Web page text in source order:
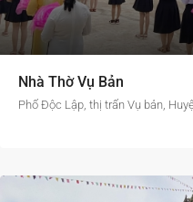
Nhà Thờ Vụ Bản
Phố Độc Lập, thị trấn Vụ bản,